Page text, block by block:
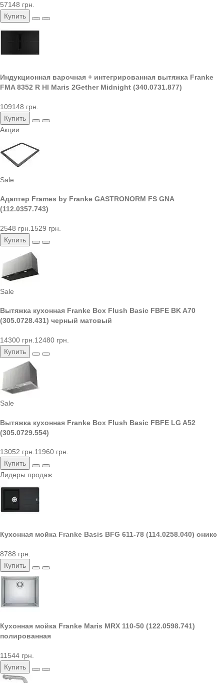
57148 грн.
Купить
Индукционная варочная + интегрированная вытяжка Franke
FMA 8352 R HI Maris 2Gether Midnight (340.0731.877)
109148 грн.
Купить
Акции
Sale
Адаптер Frames by Franke GASTRONORM FS GNA
(112.0357.743)
2548 грн. 1529 грн.
Купить
Sale
Вытяжка кухонная Franke Box Flush Basic FBFE BK A70
(305.0728.431) черный матовый
14300 грн. 12480 грн.
Купить
Sale
Вытяжка кухонная Franke Box Flush Basic FBFE LG A52
(305.0729.554)
13052 грн.11960 грн.
Купить
Лидеры продаж
Кухонная мойка Franke Basis BFG 611-78 (114.0258.040) оникс
8788 грн.
Купить
Кухонная мойка Franke Maris MRX 110-50 (122.0598.741)
полированная
11544 грн.
Купить